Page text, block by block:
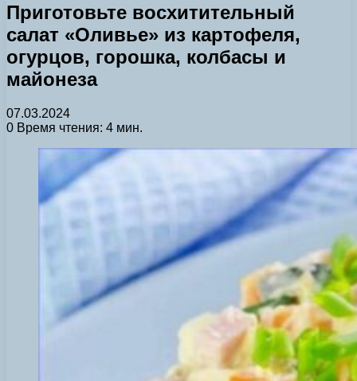
Приготовьте восхитительный
салат «Оливье» из картофеля,
огурцов, горошка, колбасы и
майонеза
07.03.2024
0 Время чтения: 4 мин.